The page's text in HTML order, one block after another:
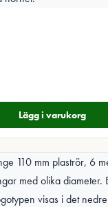
Lägg i varukorg